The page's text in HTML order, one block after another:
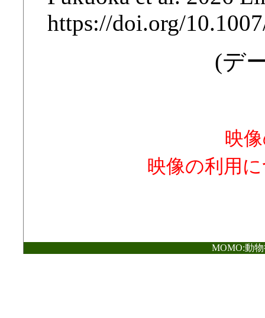
https://doi.org/
(デ
映
映像の利用
MOMO:動